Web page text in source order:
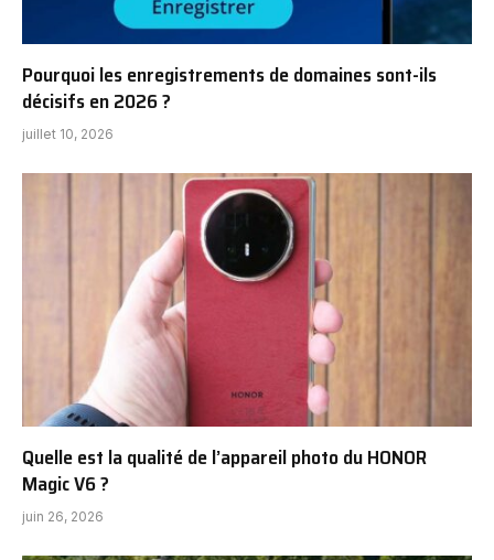
Pourquoi les enregistrements de domaines sont-ils
décisifs en 2026 ?
juillet 10, 2026
Quelle est la qualité de l’appareil photo du HONOR
Magic V6 ?
juin 26, 2026